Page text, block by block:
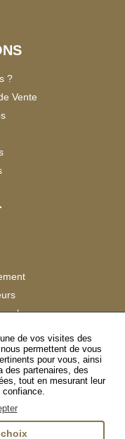
?
Vente
de vos visites des
permettent de vous
pour vous, ainsi
des partenaires, des
tout en mesurant leur
choix